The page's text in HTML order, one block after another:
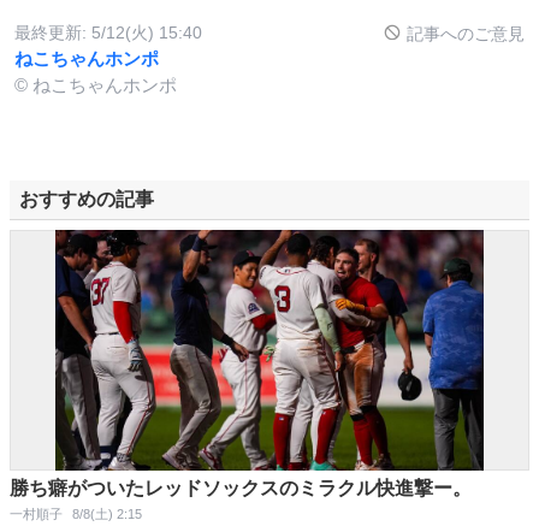
最終更新: 5/12(火) 15:40 記事へのご意見
ねこちゃんホンポ
© ねこちゃんホンポ
おすすめの記事
勝ち癖がついたレッドソックスのミラクル快進撃ー。
一村順子 8/8(土) 2:15